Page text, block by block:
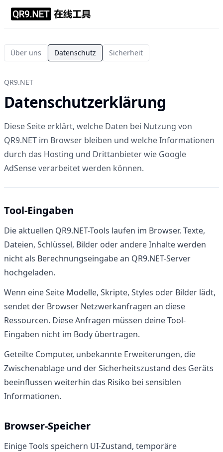
Über uns Datenschutz Sicherheit
QR9.NET
Datenschutzerklärung
Diese Seite erklärt, welche Daten bei Nutzung von
QR9.NET im Browser bleiben und welche Informationen
durch das Hosting und Drittanbieter wie Google
AdSense verarbeitet werden können.
Tool-Eingaben
Die aktuellen QR9.NET-Tools laufen im Browser. Texte,
Dateien, Schlüssel, Bilder oder andere Inhalte werden
nicht als Berechnungseingabe an QR9.NET-Server
hochgeladen.
Wenn eine Seite Modelle, Skripte, Styles oder Bilder lädt,
sendet der Browser Netzwerkanfragen an diese
Ressourcen. Diese Anfragen müssen deine Tool-
Eingaben nicht im Body übertragen.
Geteilte Computer, unbekannte Erweiterungen, die
Zwischenablage und der Sicherheitszustand des Geräts
beeinflussen weiterhin das Risiko bei sensiblen
Informationen.
Browser-Speicher
Einige Tools speichern UI-Zustand, temporäre